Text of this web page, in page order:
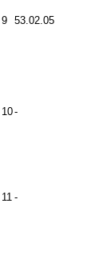
9 53.02.05
10-
11 -